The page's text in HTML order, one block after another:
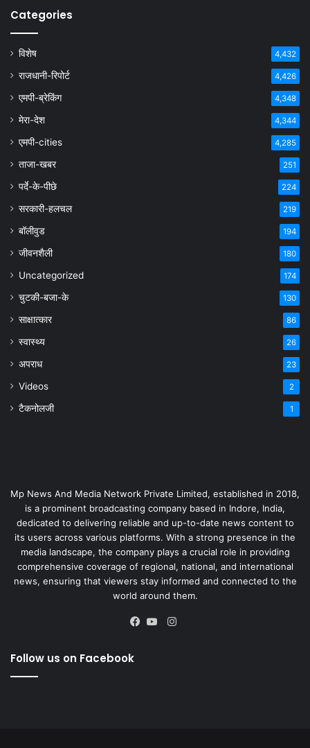
Categories
विशेष 4,432
राजधानी-रिपोर्ट 4,426
एमपी-ब्रेकिंग 4,348
मेरा-देश 4,344
एमपी-cities 4,285
ताजा-खबर 251
पर्दे-के-पीछे 224
सरकारी-हलचल 219
बॉलीवुड 194
जीवनशैली 180
Uncategorized 174
चुटकी-बजा-के 130
साक्षात्कार 86
स्वास्थ्य 26
अपराध 23
Videos 2
टैकनोलजी 1
Mp News And Media Network Private Limited, established in 2018,
is a prominent broadcasting company based in Indore, India,
dedicated to delivering reliable and up-to-date news content to
its users across various platforms. With a strong presence in the
media landscape, the company plays a crucial role in providing
comprehensive coverage of regional, national, and international
news, ensuring that viewers stay informed and connected to the
world around them.
Instagram
Follow us on Facebook